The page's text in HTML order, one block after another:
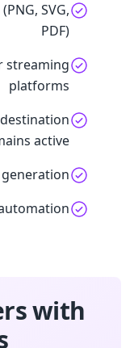
SVG,
PDF)
streaming
platforms
active
generation
with